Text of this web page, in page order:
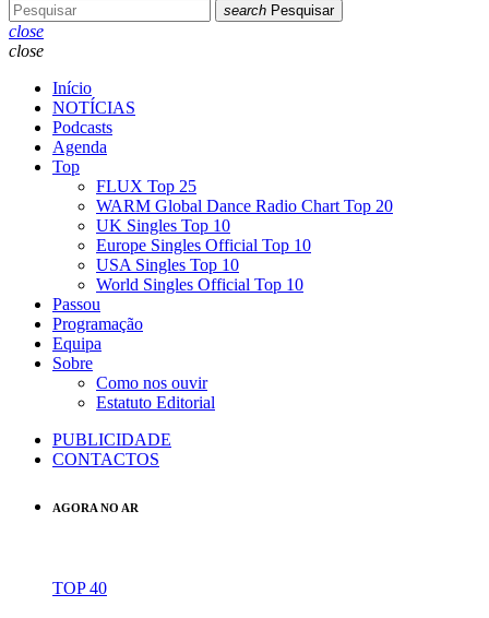
search Pesquisar
close
close
Início
NOTÍCIAS
Podcasts
Agenda
Top
FLUX Top 25
WARM Global Dance Radio Chart Top 20
UK Singles Top 10
Europe Singles Official Top 10
USA Singles Top 10
World Singles Official Top 10
Passou
Programação
Equipa
Sobre
Como nos ouvir
Estatuto Editorial
PUBLICIDADE
CONTACTOS
AGORA NO AR
TOP 40